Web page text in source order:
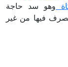
وهو سد حاجة
فيها من غير